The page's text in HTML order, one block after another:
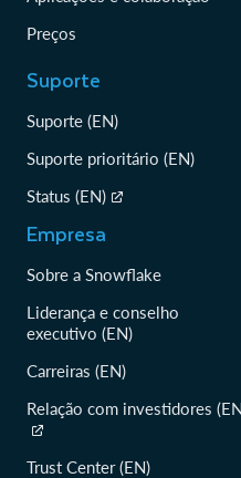
Preços
Suporte
Suporte (EN)
Suporte prioritário (EN)
Status (EN)
Empresa
Sobre a Snowflake
Liderança e conselho
executivo (EN)
Carreiras (EN)
Relação com investidores
Trust Center (EN)